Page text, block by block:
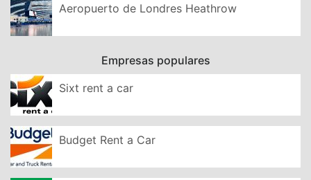
Aeropuerto de Londres Heathrow
Empresas populares
Sixt rent a car
Budget Rent a Car